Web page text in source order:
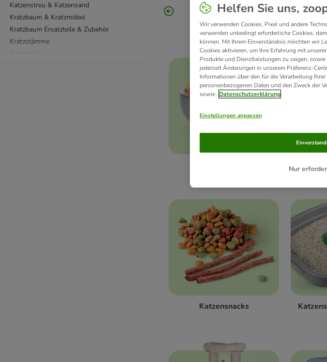
Katzenstreu & Katzensand
Kratzbaum & Kratzmöbel
Kratzbaum Ersatzteile & Zubehör
Kratzstämme
Katzensnacks
Helfen Sie uns,
Wir verwenden Cookies, Pixel und andere
verwenden unbedingt erforderliche Cookies,
können. Mit Ihrem Einverständnis möchten wir
Cookies aktivieren, um Ihre Erfahrung mit
Produkte und Dienstleistungen zu zeigen,
jederzeit Änderungen in unserem Präferenz-
Informationen über den für die Verarbeitung
personenbezogenen Daten und den Zweck der
sowie Datenschutzerklärung
Einstellungen anpassen
Nur